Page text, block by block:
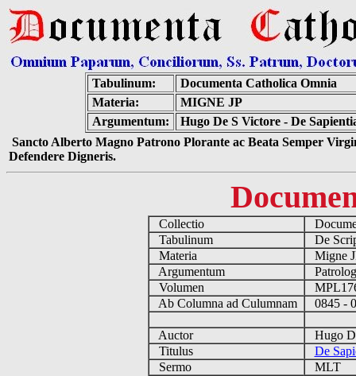
Tabulinum:
Documenta Catholica Omnia
Materia:
MIGNE JP
Argumentum:
Hugo De S Victore - De
Sancto Alberto Magno Patrono Plorante ac Beata Semper
Defendere Digneris.
Collectio
Tabulinum
De
Materia
Migne
Argumentum
Volumen
Ab Columna ad Culumnam
0845 -
Auctor
Hugo
Titulus
De
Sermo
MLT